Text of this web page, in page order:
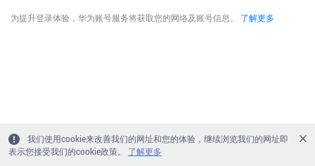
为提升登录体验，华为账号服务将获取您的网络及账号信息。 了解更多
我们使用cookie来改善我们的网址和您的体验，继续浏览我们的网址即
表示您接受我们的cookie政策。
了解更多